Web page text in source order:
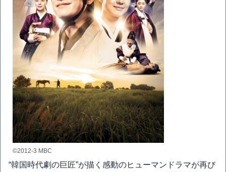
©2012-3 MBC
“韓国時代劇の巨匠”が描く感動のヒューマンドラマが再び